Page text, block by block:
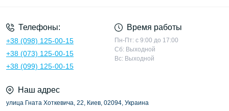
Телефоны:
+38 (098) 125-00-15
+38 (073) 125-00-15
+38 (099) 125-00-15
Время работы
Пн-Пт: с 9:00 до 17:00
Сб: Выходной
Вс: Выходной
Наш адрес
улица Гната Хоткевича, 22, Киев, 02094, Украина